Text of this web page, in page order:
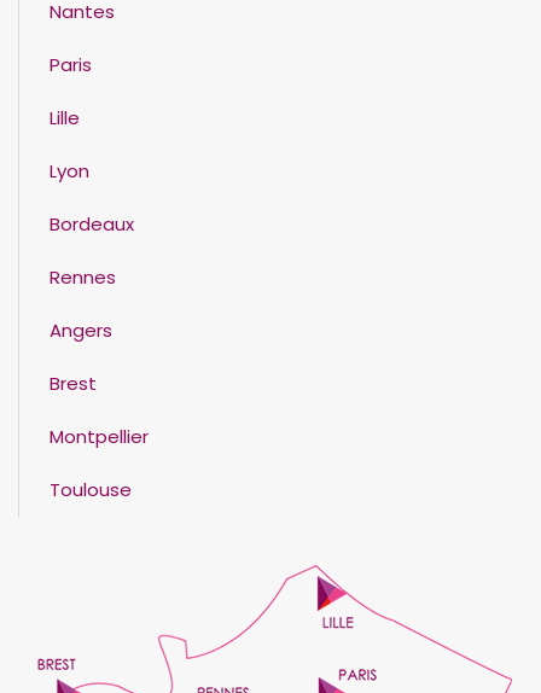
Nantes
Paris
Lille
Lyon
Bordeaux
Rennes
Angers
Brest
Montpellier
Toulouse